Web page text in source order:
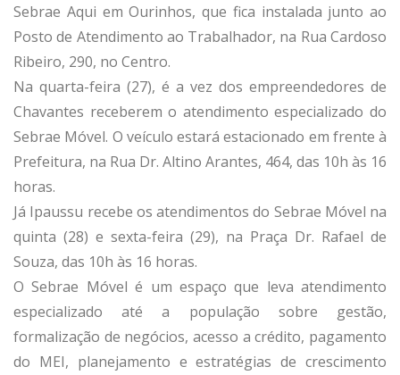
Sebrae Aqui em Ourinhos, que fica instalada junto ao
Posto de Atendimento ao Trabalhador, na Rua Cardoso
Ribeiro, 290, no Centro.
Na quarta-feira (27), é a vez dos empreendedores de
Chavantes receberem o atendimento especializado do
Sebrae Móvel. O veículo estará estacionado em frente à
Prefeitura, na Rua Dr. Altino Arantes, 464, das 10h às 16
horas.
Já Ipaussu recebe os atendimentos do Sebrae Móvel na
quinta (28) e sexta-feira (29), na Praça Dr. Rafael de
Souza, das 10h às 16 horas.
O Sebrae Móvel é um espaço que leva atendimento
especializado até a população sobre gestão,
formalização de negócios, acesso a crédito, pagamento
do MEI, planejamento e estratégias de crescimento